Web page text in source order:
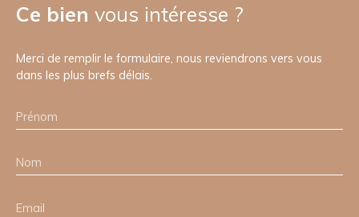
Ce bien vous intéresse ?
Merci de remplir le formulaire, nous reviendrons vers vous
dans les plus brefs délais.
Prénom
Nom
Email